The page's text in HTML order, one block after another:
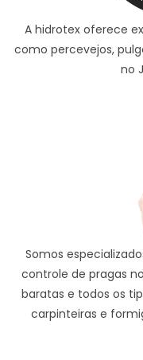
A hidrotex oferece
como percevejos,
no
Somos
controle de pragas
baratas e todos os
carpinteiras e